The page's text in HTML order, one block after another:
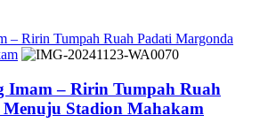
– Ririn Tumpah Ruah Padati Margonda
Imam – Ririn Tumpah Ruah
Stadion Mahakam